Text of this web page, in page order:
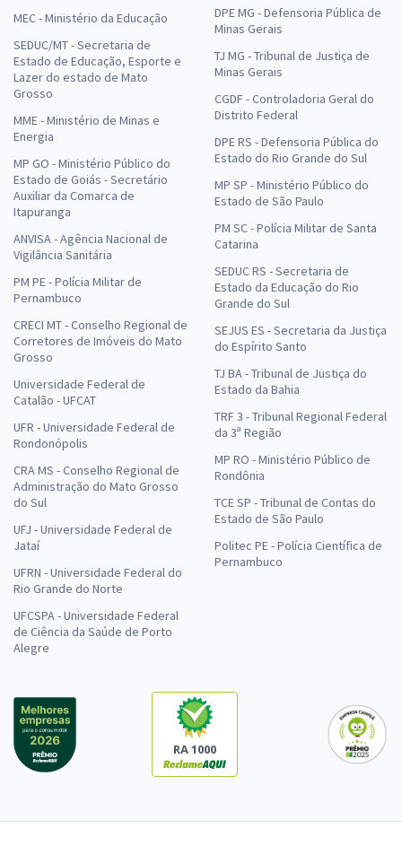
MEC - Ministério da Educação
SEDUC/MT - Secretaria de
Estado de Educação, Esporte e
Lazer do estado de Mato
Grosso
MME - Ministério de Minas e
Energia
MP GO - Ministério Público do
Estado de Goiás - Secretário
Auxiliar da Comarca de
Itapuranga
ANVISA - Agência Nacional de
Vigilância Sanitária
PM PE - Polícia Militar de
Pernambuco
CRECI MT - Conselho Regional de
Corretores de Imóveis do Mato
Grosso
Universidade Federal de
Catalão - UFCAT
UFR - Universidade Federal de
Rondonópolis
CRA MS - Conselho Regional de
Administração do Mato Grosso
do Sul
UFJ - Universidade Federal de
Jataí
UFRN - Universidade Federal do
Rio Grande do Norte
UFCSPA - Universidade Federal
de Ciência da Saúde de Porto
Alegre
DPE MG - Defensoria Pública de
Minas Gerais
TJ MG - Tribunal de Justiça de
Minas Gerais
CGDF - Controladoria Geral do
Distrito Federal
DPE RS - Defensoria Pública do
Estado do Rio Grande do Sul
MP SP - Ministério Público do
Estado de São Paulo
PM SC - Polícia Militar de Santa
Catarina
SEDUC RS - Secretaria de
Estado da Educação do Rio
Grande do Sul
SEJUS ES - Secretaria da Justiça
do Espírito Santo
TJ BA - Tribunal de Justiça do
Estado da Bahia
TRF 3 - Tribunal Regional Federal
da 3ª Região
MP RO - Ministério Público de
Rondônia
TCE SP - Tribunal de Contas do
Estado de São Paulo
Politec PE - Polícia Científica de
Pernambuco
RA 1000